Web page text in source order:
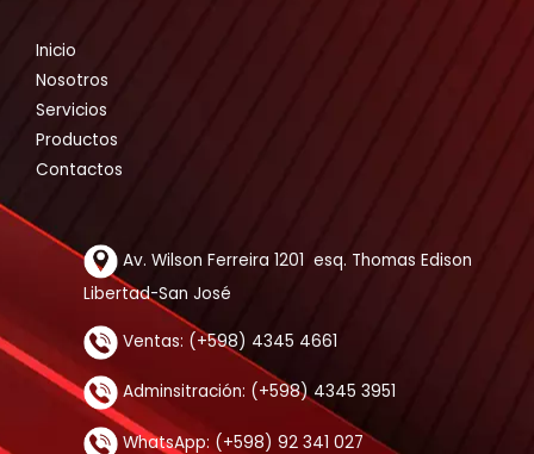
Inicio
Nosotros
Servicios
Productos
Contactos
Av. Wilson Ferreira 1201 esq. Thomas Edison
Libertad-San José
Ventas: (+598) 4345 4661
Adminsitración: (+598) 4345 3951
WhatsApp: (+598) 92 341 027